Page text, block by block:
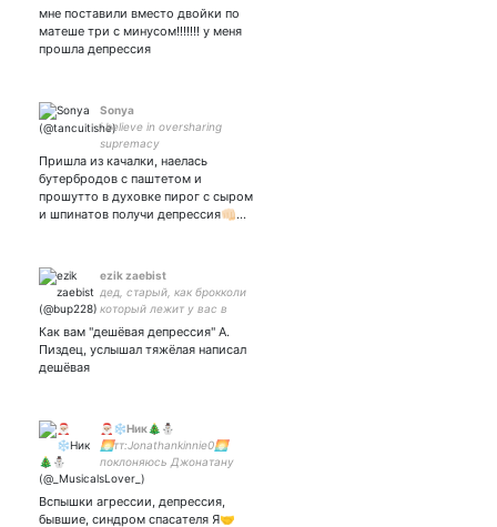
мне поставили вместо двойки по
матеше три с минусом!!!!!!! у меня
прошла депрессия
Sonya
i believe in oversharing
supremacy
Пришла из качалки, наелась
бутербродов с паштетом и
прошутто в духовке пирог с сыром
и шпинатов получи депрессия👊🏻…
ezik zaebist
дед, старый, как брокколи
который лежит у вас в
маразилке с 2001
#onepiece #XFiles пчола
закрытка: пишу стихи:
Как вам "дешëвая депрессия" А.
Пиздец, услышал тяжëлая написал
дешëвая
🎅🏼❄️Ник🎄⛄️
🌅тт:Jonathankinnie0🌅
поклоняюсь Джонатану
Джостару🌅сапп: на меня
аниме🌅лгбтк+ френдли🌅
Вспышки агрессии, депрессия,
бывшие, синдром спасателя Я🤝